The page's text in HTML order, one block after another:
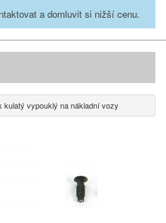
a domluvit si nižší cenu.
kulatý vypouklý na nákladní vozy